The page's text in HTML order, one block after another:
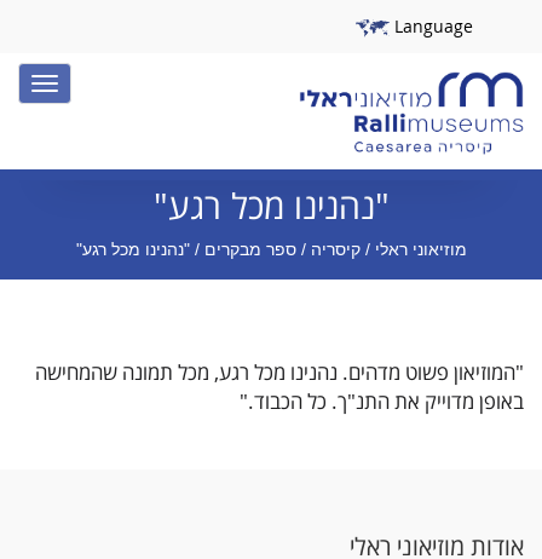
Language
Toggle
"נהנינו מכל רגע"
מוזיאוני ראלי /קיסריה/ ספר מבקרים / "נהנינו מכל רגע"
"המוזיאון פשוט מדהים. נהנינו מכל רגע, מכל תמונה שהמחישה
באופן מדוייק את התנ"ך. כל הכבוד."
אודות מוזיאוני ראלי